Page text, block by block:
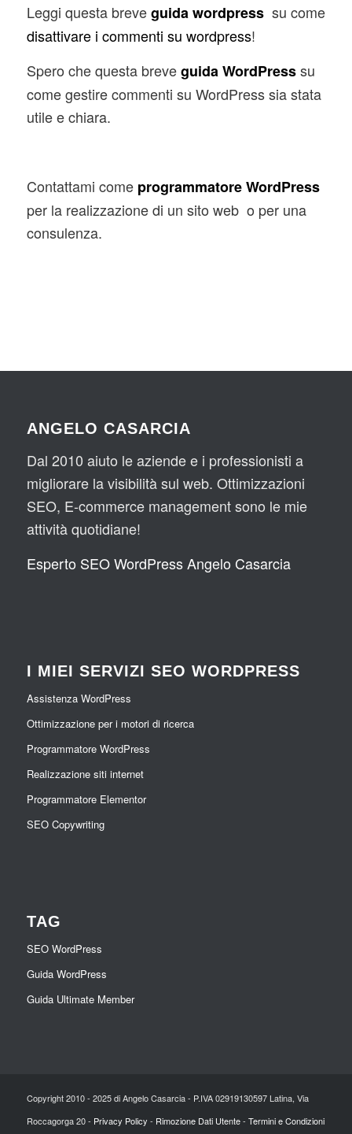
Leggi questa breveguida wordpress su come
disattivare i commenti su wordpress!
Spero che questa breveguida WordPresssu
come gestire commenti su WordPress sia stata
utile e chiara.
Contattami come programmatore WordPress
per la realizzazione di un sito web o per una
consulenza.
ANGELO CASARCIA
Dal 2010 aiuto le aziende e i professionisti a
migliorare la visibilità sul web. Ottimizzazioni
SEO, E-commerce management sono le mie
attività quotidiane!
Esperto SEO WordPress Angelo Casarcia
I MIEI SERVIZI SEO WORDPRESS
Assistenza WordPress
Ottimizzazione per i motori di ricerca
Programmatore WordPress
Realizzazione siti internet
Programmatore Elementor
SEO Copywriting
TAG
SEO WordPress
Guida WordPress
Guida Ultimate Member
Copyright 2010 - 2025 di Angelo Casarcia - P.IVA 02919130597 Latina, Via
Roccagorga 20 - Privacy Policy - Rimozione Dati Utente- Termini e Condizioni